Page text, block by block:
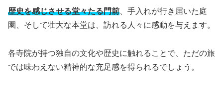
歴史を感じさせる堂々たる門前 、手入れが行き届いた庭
園、そして壮大な本堂は、訪れる人々に感動を与えます。
各寺院が持つ独自の文化や歴史に触れることで、ただの旅
では味わえない精神的な充足感を得られるでしょう。